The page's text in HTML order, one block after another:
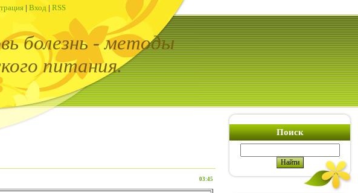
| Вход | RSS
болезнь - методы
питания.
03:45
Поиск